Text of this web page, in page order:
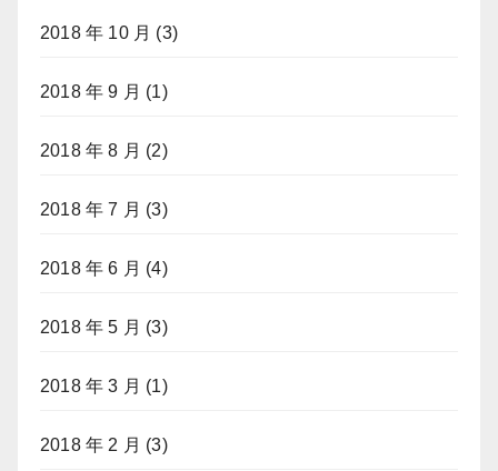
2018 年 10 月 (3)
2018 年 9 月 (1)
2018 年 8 月 (2)
2018 年 7 月 (3)
2018 年 6 月 (4)
2018 年 5 月 (3)
2018 年 3 月 (1)
2018 年 2 月 (3)